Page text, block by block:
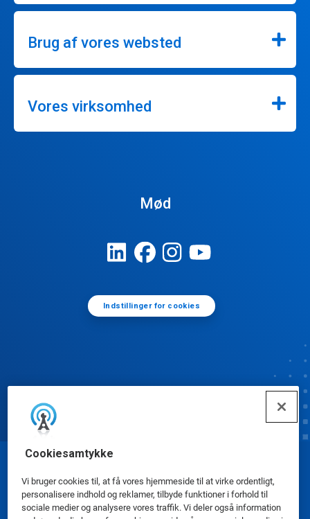
Cookiesamtykke
Vi bruger cookies til, at få vores hjemmeside til at virke ordentligt,
personalisere indhold og reklamer, tilbyde funktioner i forhold til
sociale medier og analysere vores traffik. Vi deler også information
Brug af vores websted
Vores virksomhed
Mød
Indstillinger for cookies
Sikkerhedsdatablade|Privatlivspolitik|Betingelser